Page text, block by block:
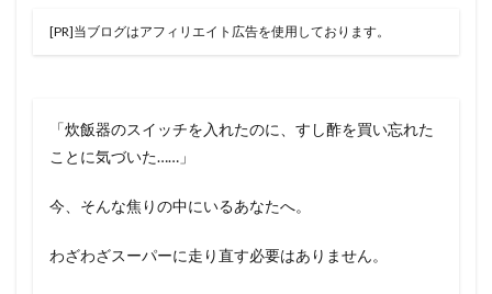
[PR]当ブログはアフィリエイト広告を使用しております。
「炊飯器のスイッチを入れたのに、すし酢を買い忘れた
ことに気づいた……」
今、そんな焦りの中にいるあなたへ。
わざわざスーパーに走り直す必要はありません。